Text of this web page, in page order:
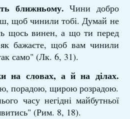
ближньому. Чини добро
щоб чинили тобі. Думай не
щось винен, а що ти перед
бажаєте, щоб вам чинили
само" (Лк. 6, 31).
на словах, а й на ділах.
порадою, щирою розрадою.
часу негідні майбутньої
(Рим. 8, 18).